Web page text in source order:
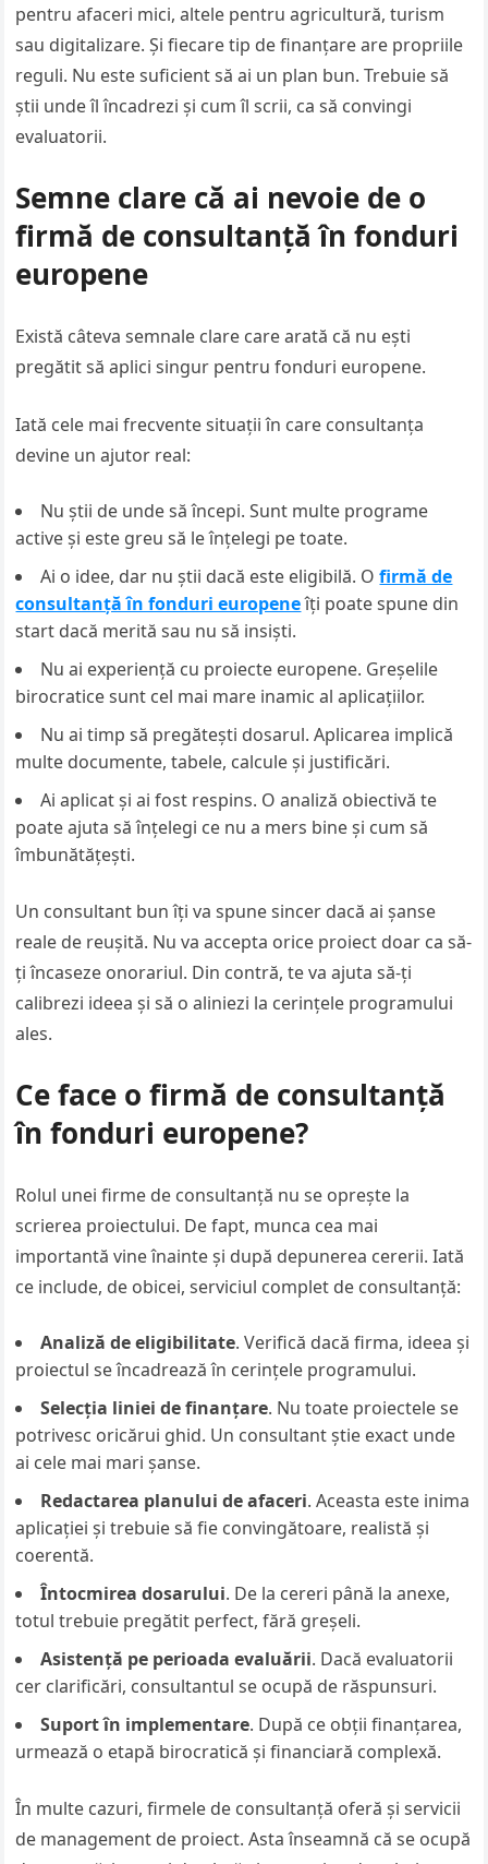
pentru afaceri mici, altele pentru agricultură, turism
sau digitalizare. Și fiecare tip de finanțare are propriile
reguli. Nu este suficient să ai un plan bun. Trebuie să
știi unde îl încadrezi și cum îl scrii, ca să convingi
evaluatorii.
Semne clare că ai nevoie de o
firmă de consultanță în fonduri
europene
Există câteva semnale clare care arată că nu ești
pregătit să aplici singur pentru fonduri europene.
Iată cele mai frecvente situații în care consultanța
devine un ajutor real:
Nu știi de unde să începi. Sunt multe programe
active și este greu să le înțelegi pe toate.
Ai o idee, dar nu știi dacă este eligibilă. Ofirmă de
consultanță în fonduri europeneîți poate spune din
start dacă merită sau nu să insiști.
Nu ai experiență cu proiecte europene. Greșelile
birocratice sunt cel mai mare inamic al aplicațiilor.
Nu ai timp să pregătești dosarul. Aplicarea implică
multe documente, tabele, calcule și justificări.
Ai aplicat și ai fost respins. O analiză obiectivă te
poate ajuta să înțelegi ce nu a mers bine și cum să
îmbunătățești.
Un consultant bun îți va spune sincer dacă ai șanse
reale de reușită. Nu va accepta orice proiect doar ca să-
ți încaseze onorariul. Din contră, te va ajuta să-ți
calibrezi ideea și să o aliniezi la cerințele programului
ales.
Ce face o firmă de consultanță
în fonduri europene?
Rolul unei firme de consultanță nu se oprește la
scrierea proiectului. De fapt, munca cea mai
importantă vine înainte și după depunerea cererii. Iată
ce include, de obicei, serviciul complet de consultanță:
Analiză de eligibilitate. Verifică dacă firma, ideea și
proiectul se încadrează în cerințele programului.
Selecția liniei de finanțare. Nu toate proiectele se
potrivesc oricărui ghid. Un consultant știe exact unde
ai cele mai mari șanse.
Redactarea planului de afaceri. Aceasta este inima
aplicației și trebuie să fie convingătoare, realistă și
coerentă.
Întocmirea dosarului. De la cereri până la anexe,
totul trebuie pregătit perfect, fără greșeli.
Asistență pe perioada evaluării. Dacă evaluatorii
cer clarificări, consultantul se ocupă de răspunsuri.
Suport în implementare. După ce obții finanțarea,
urmează o etapă birocratică și financiară complexă.
În multe cazuri, firmele de consultanță oferă și servicii
de management de proiect. Asta înseamnă că se ocupă